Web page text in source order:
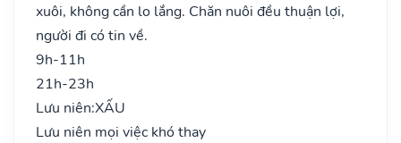
xuôi, không cần lo lắng. Chăn nuôi đều thuận lợi,
người đi có tin về.
9h-11h
21h-23h
Lưu niên:XẤU
Lưu niên mọi việc khó thay